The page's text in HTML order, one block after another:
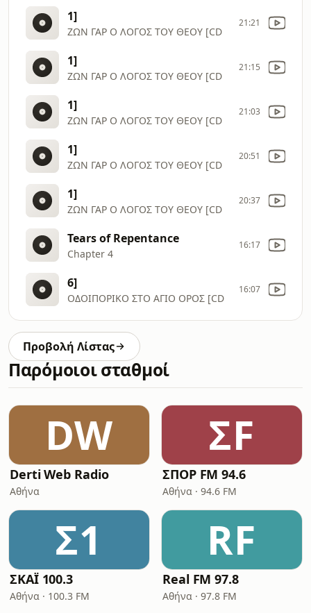
1]
ΖΩΝ ΓΑΡ Ο ΛΟΓΟΣ ΤΟΥ ΘΕΟΥ [CD
21:21
1]
ΖΩΝ ΓΑΡ Ο ΛΟΓΟΣ ΤΟΥ ΘΕΟΥ [CD
21:15
1]
ΖΩΝ ΓΑΡ Ο ΛΟΓΟΣ ΤΟΥ ΘΕΟΥ [CD
21:03
1]
ΖΩΝ ΓΑΡ Ο ΛΟΓΟΣ ΤΟΥ ΘΕΟΥ [CD
20:51
1]
ΖΩΝ ΓΑΡ Ο ΛΟΓΟΣ ΤΟΥ ΘΕΟΥ [CD
20:37
Tears of Repentance
Chapter 4
16:17
6]
ΟΔΟΙΠΟΡΙΚΟ ΣΤΟ ΑΓΙΟ ΟΡΟΣ [CD
16:07
Προβολή Λίστας
Παρόμοιοι σταθμοί
DW
Derti Web Radio
Αθήνα
ΣF
ΣΠΟΡ FM 94.6
Αθήνα · 94.6 FM
Σ1
ΣΚΑΪ 100.3
Αθήνα · 100.3 FM
RF
Real FM 97.8
Αθήνα · 97.8 FM